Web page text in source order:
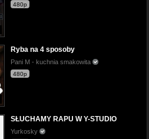
480p
Ryba na 4 sposoby
Pani M - kuchnia smakowita
480p
SŁUCHAMY RAPU W Y-STUDIO
Yurkosky